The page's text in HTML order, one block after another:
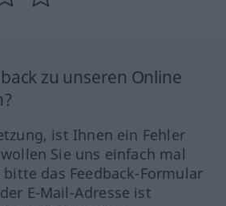
zu unseren Online
ist Ihnen ein Fehler
Sie uns einfach mal
bitte das Feedback-Formular
E-Mail-Adresse ist